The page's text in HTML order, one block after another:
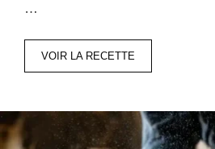
…
VOIR LA RECETTE